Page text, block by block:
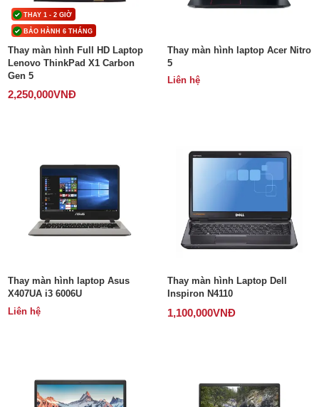
Phụ kiện
Hệ thống:
Tin công nghệ
Đặt lịch ngay
THAY 1 - 2 GIỜ
BẢO HÀNH 6 THÁNG
Thay màn hình Full HD Laptop
Lenovo ThinkPad X1 Carbon
Gen 5
2,250,000VNĐ
Thay màn hình laptop Acer Nitro
5
Liên hệ
Thay màn hình laptop Asus
X407UA i3 6006U
Liên hệ
Thay màn hình Laptop Dell
Inspiron N4110
1,100,000VNĐ